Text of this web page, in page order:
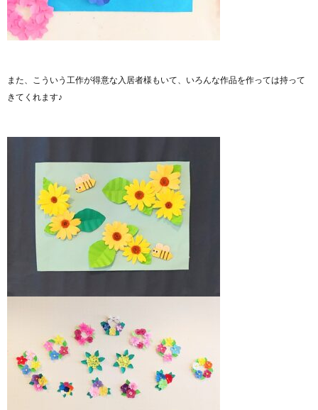
また、こういう工作が得意な入居者様もいて、いろんな作品を作っては持って
きてくれます♪